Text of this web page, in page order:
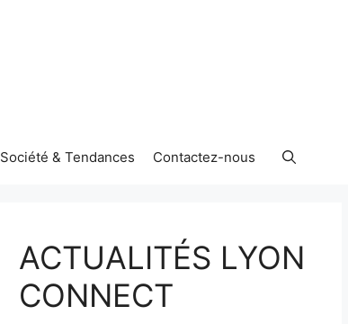
Société & Tendances Contactez-nous
ACTUALITÉS LYON
CONNECT